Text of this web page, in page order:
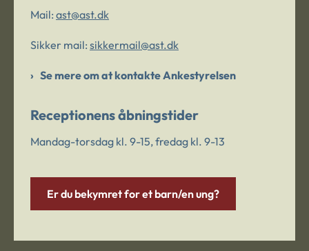
Mail: ast@ast.dk
Sikker mail: sikkermail@ast.dk
Se mere om at kontakte Ankestyrelsen
Receptionens åbningstider
Mandag-torsdag kl. 9-15, fredag kl. 9-13
Er du bekymret for et barn/en ung?